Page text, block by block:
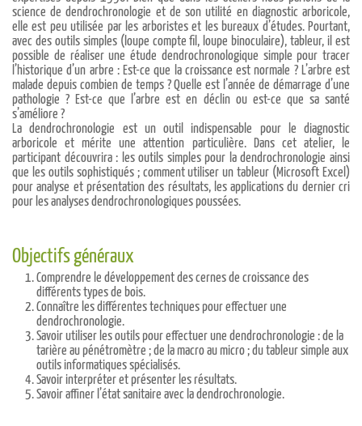
science de dendrochronologie et de son utilité en diagnostic arboricole,
elle est peu utilisée par les arboristes et les bureaux d’études. Pourtant,
avec des outils simples (loupe compte fil, loupe binoculaire), tableur, il est
possible de réaliser une étude dendrochronologique simple pour tracer
l’historique d’un arbre : Est-ce que la croissance est normale ? L’arbre est
malade depuis combien de temps ? Quelle est l’année de démarrage d’une
pathologie ? Est-ce que l’arbre est en déclin ou est-ce que sa santé
s’améliore ?
La dendrochronologie est un outil indispensable pour le diagnostic
arboricole et mérite une attention particulière. Dans cet atelier, le
participant découvrira : les outils simples pour la dendrochronologie ainsi
que les outils sophistiqués ; comment utiliser un tableur (Microsoft Excel)
pour analyse et présentation des résultats, les applications du dernier cri
pour les analyses dendrochronologiques poussées.
Objectifs généraux
Comprendre le développement des cernes de croissance des
différents types de bois.
Connaître les différentes techniques pour effectuer une
dendrochronologie.
Savoir utiliser les outils pour effectuer une dendrochronologie : de la
tarière au pénétromètre ; de la macro au micro ; du tableur simple aux
outils informatiques spécialisés.
Savoir interpréter et présenter les résultats.
Savoir affiner l’état sanitaire avec la dendrochronologie.